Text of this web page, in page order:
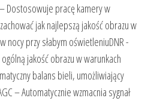
Dostosowuje pracę kamery w
jak najlepszą jakość obrazu w
nocy przy słabym oświetleniuDNR -
jakość obrazu w warunkach
balans bieli, umożliwiający
– Automatycznie wzmacnia sygnał